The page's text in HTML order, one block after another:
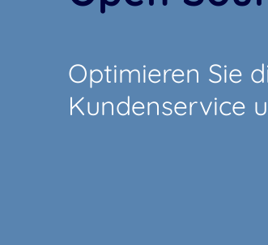
Optimieren Sie
Kundenservice